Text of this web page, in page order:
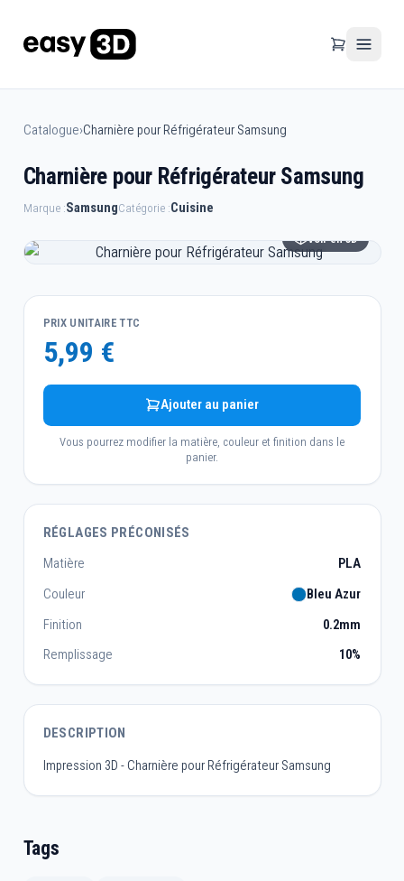
Catalogue›Charnière pour Réfrigérateur Samsung
Charnière pour Réfrigérateur Samsung
Marque :SamsungCatégorie :Cuisine
Voir en 3D
PRIX UNITAIRE TTC
5,99 €
Ajouter au panier
Vous pourrez modifier la matière, couleur et finition dans le
panier.
RÉGLAGES PRÉCONISÉS
Matière
PLA
Couleur
Bleu Azur
Finition
0.2mm
Remplissage
10%
DESCRIPTION
Impression 3D - Charnière pour Réfrigérateur Samsung
Tags